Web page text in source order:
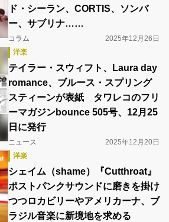
ド・シーラン、CORTIS、ソンバ
ー、サブリナ……
コラム
2025年12月26日
洋楽
テイラー・スウィフト、Laura day
romance、ブルース・スプリング
スティーンが表紙 タワレコのフリ
ーマガジンbounce 505号、12月25
日に発行
ニュース
2025年12月20日
洋楽
シェイム（shame）『Cutthroat』
ポストパンクサウンドに磨きを掛け
つつロカビリーやアメリカーナ、ブ
ラジル音楽に新境地を求める